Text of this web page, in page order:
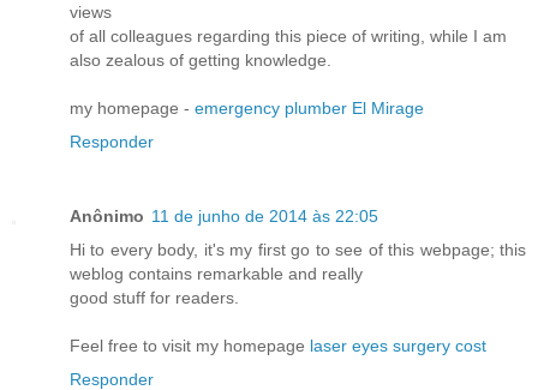
views
of all colleagues regarding this piece of writing, while I am
also zealous of getting knowledge.
my homepage - emergency plumber El Mirage
Responder
Anônimo 11 de junho de 2014 às 22:05
Hi to every body, it's my first go to see of this webpage; this
weblog contains remarkable and really
good stuff for readers.
Feel free to visit my homepage laser eyes surgery cost
Responder